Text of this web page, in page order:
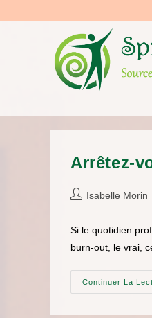
Arrêtez-
Isabelle Morin
Si le quotidien
burn-out, le vrai,
Continuer La